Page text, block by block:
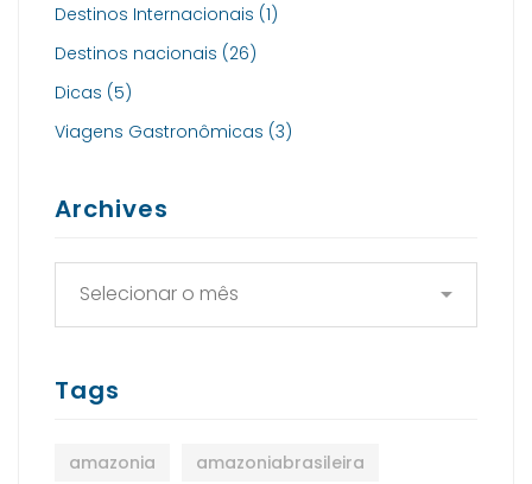
Destinos Internacionais (1)
Destinos nacionais (26)
Dicas (5)
Viagens Gastronômicas (3)
Archives
Tags
amazonia amazoniabrasileira